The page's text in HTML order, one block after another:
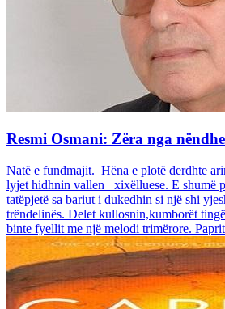
Resmi Osmani: Zëra nga
Natë e fundmajit. Hëna e plotë derdhte
lyjet hidhnin vallen xixëlluese. E shumë
tatëpjetë sa bariut i dukedhin si një shi
trëndelinës. Delet kullosnin,kumborët
binte fyellit me një melodi trimërore.